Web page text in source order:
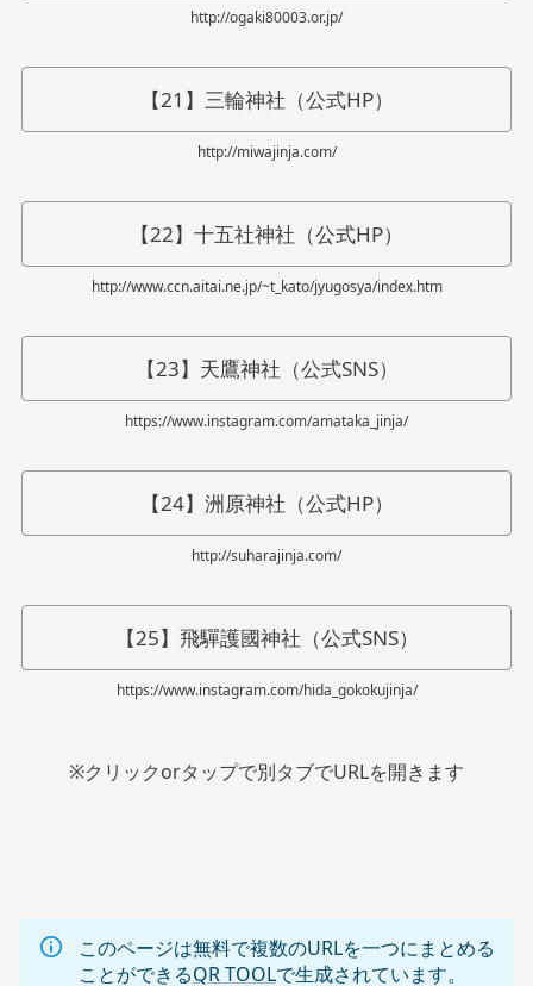
http://ogaki80003.or.jp/
【21】三輪神社（公式HP）
http://miwajinja.com/
【22】十五社神社（公式HP）
http://www.ccn.aitai.ne.jp/~t_kato/jyugosya/index.htm
【23】天鷹神社（公式SNS）
https://www.instagram.com/amataka_jinja/
【24】洲原神社（公式HP）
http://suharajinja.com/
【25】飛驒護國神社（公式SNS）
https://www.instagram.com/hida_gokokujinja/
※クリックorタップで別タブでURLを開きます
このページは無料で複数のURLを一つにまとめる
ことができるQR TOOLで生成されています。